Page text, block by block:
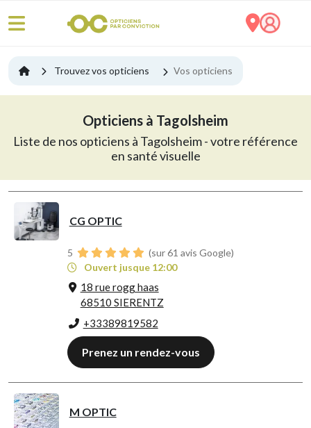
Trouvez vos opticiens Vos opticiens
Opticiens à Tagolsheim
Liste de nos opticiens à Tagolsheim - votre référence
en santé visuelle
CG OPTIC
5
(sur 61 avis Google)
Ouvert jusque 12:00
18 rue rogg haas
68510 SIERENTZ
+33389819582
Prenez un rendez-vous
M OPTIC